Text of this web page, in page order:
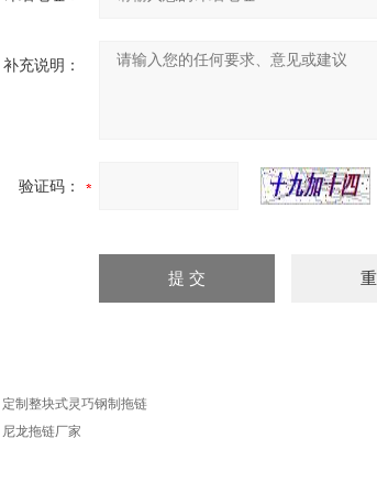
补充说明：
验证码：
定制整块式灵巧钢制拖链
尼龙拖链厂家